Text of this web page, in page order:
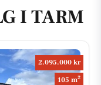
I TARM
2.095.000 kr
105 m2